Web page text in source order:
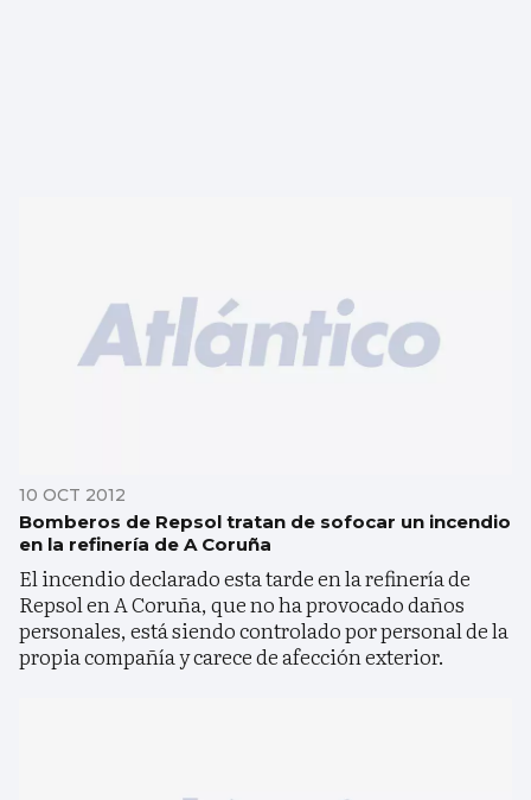
10 OCT 2012
Bomberos de Repsol tratan de sofocar un incendio
en la refinería de A Coruña
El incendio declarado esta tarde en la refinería de
Repsol en A Coruña, que no ha provocado daños
personales, está siendo controlado por personal de la
propia compañía y carece de afección exterior.